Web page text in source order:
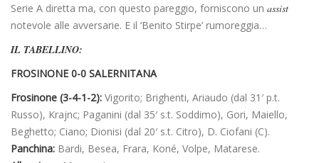
Serie A diretta ma, con questo pareggio, forniscono un assist
notevole alle avversarie. E il ‘Benito Stirpe’ rumoreggia…
IL TABELLINO:
FROSINONE 0-0 SALERNITANA
Frosinone (3-4-1-2): Vigorito; Brighenti, Ariaudo (dal 31′ p.t.
Russo), Krajnc; Paganini (dal 35′ s.t. Soddimo), Gori, Maiello,
Beghetto; Ciano; Dionisi (dal 20′ s.t. Citro), D. Ciofani (C).
Panchina: Bardi, Besea, Frara, Koné, Volpe, Matarese.